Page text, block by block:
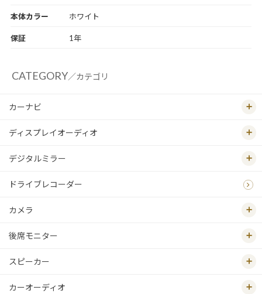
本体カラー ホワイト
保証 1年
CATEGORY／カテゴリ
カーナビ
ディスプレイオーディオ
デジタルミラー
ドライブレコーダー
カメラ
後席モニター
スピーカー
カーオーディオ